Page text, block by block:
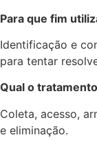
Para que fim
Identificação e
para tentar
Qual o
Coleta, acesso,
e eliminação.